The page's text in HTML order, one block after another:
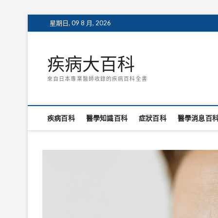
to
星期日, 09 8 月, 2026
疾病大百科
來自日本專業醫師收錄的疾病百科全書
疾病百科 醫學知識百科 症狀百科 醫學消息百